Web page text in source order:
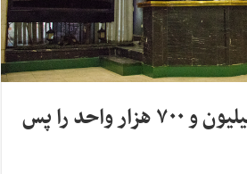
شاخص کل یک میلیون و ۷۰۰ هزار واحد را پس